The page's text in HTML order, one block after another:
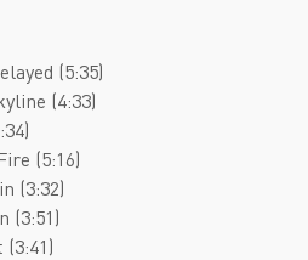
Metal
Metal
Metal
Metal
(5:35)
(4:33)
(5:16)
(3:32)
(3:51)